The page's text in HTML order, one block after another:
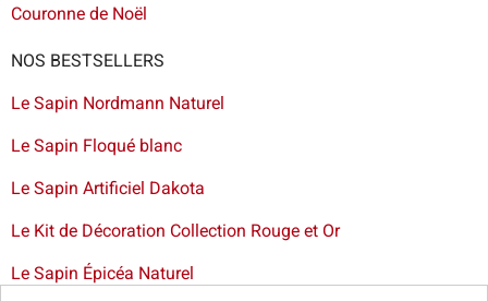
Couronne de Noël
NOS BESTSELLERS
Le Sapin Nordmann Naturel
Le Sapin Floqué blanc
Le Sapin Artificiel Dakota
Le Kit de Décoration Collection Rouge et Or
Le Sapin Épicéa Naturel